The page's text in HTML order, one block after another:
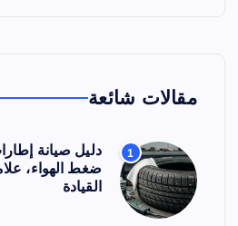
مقالات شائعة
1
دليل صيانة
ضغط الهواء،
القيادة